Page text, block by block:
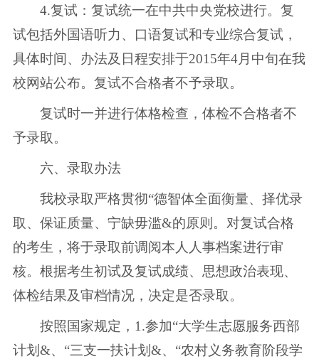
4.复试：复试统一在中共中央党校进行。复
试包括外国语听力、口语复试和专业综合复试，
具体时间、办法及日程安排于2015年4月中旬在我
校网站公布。复试不合格者不予录取。
复试时一并进行体格检查，体检不合格者不
予录取。
六、录取办法
我校录取严格贯彻“德智体全面衡量、择优录
取、保证质量、宁缺毋滥&的原则。对复试合格
的考生，将于录取前调阅本人人事档案进行审
核。根据考生初试及复试成绩、思想政治表现、
体检结果及审档情况，决定是否录取。
按照国家规定，1.参加“大学生志愿服务西部
计划&、“三支一扶计划&、“农村义务教育阶段学